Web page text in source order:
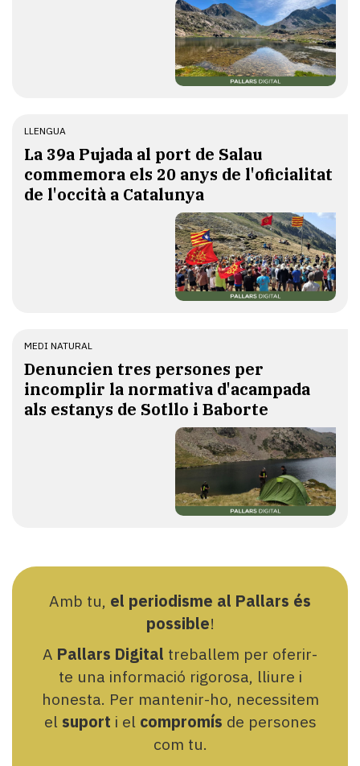
LLENGUA
​La 39a Pujada al port de Salau
commemora els 20 anys de l'oficialitat
de l'occità a Catalunya
MEDI NATURAL
Denuncien tres persones per
incomplir la normativa d'acampada
als estanys de Sotllo i Baborte
Amb tu, el periodisme al Pallars és
possible!
A Pallars Digital treballem per oferir-
te una informació rigorosa, lliure i
honesta. Per mantenir-ho, necessitem
el suport i el compromís de persones
com tu.